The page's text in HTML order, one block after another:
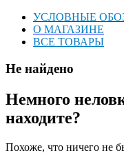
УСЛОВНЫЕ
О МАГАЗИНЕ
ВСЕ ТОВАРЫ
Не найдено
Немного
находите?
Похоже, что ничего не